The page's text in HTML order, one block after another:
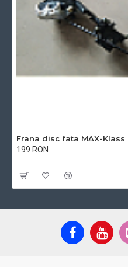
Frana disc fata MAX-Klass
199 RON